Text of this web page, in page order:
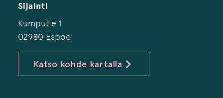
Sijainti
Kumputie 1
02980 Espoo
Katso kohde kartalla